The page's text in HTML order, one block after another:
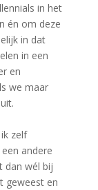
in het
én om deze
in dat
in een
en
we maar
zelf
andere
dan wél bij
geweest en